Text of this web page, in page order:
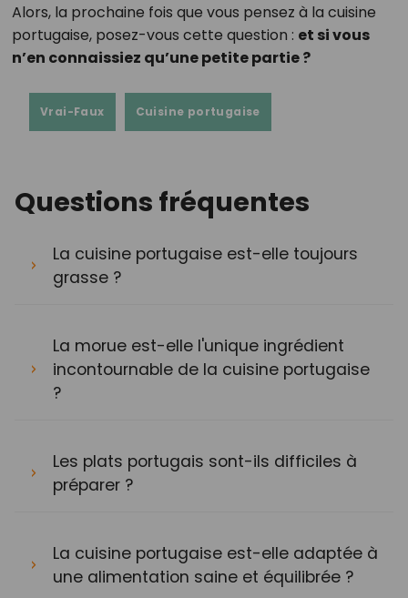
Alors, la prochaine fois que vous pensez à la cuisine
portugaise, posez-vous cette question : et si vous
n’en connaissiez qu’une petite partie ?
Vrai-Faux Cuisine portugaise
Questions fréquentes
La cuisine portugaise est-elle toujours
grasse ?
La morue est-elle l'unique ingrédient
incontournable de la cuisine portugaise
?
Les plats portugais sont-ils difficiles à
préparer ?
La cuisine portugaise est-elle adaptée à
une alimentation saine et équilibrée ?